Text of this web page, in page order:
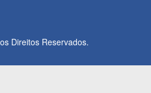
Direitos Reservados.